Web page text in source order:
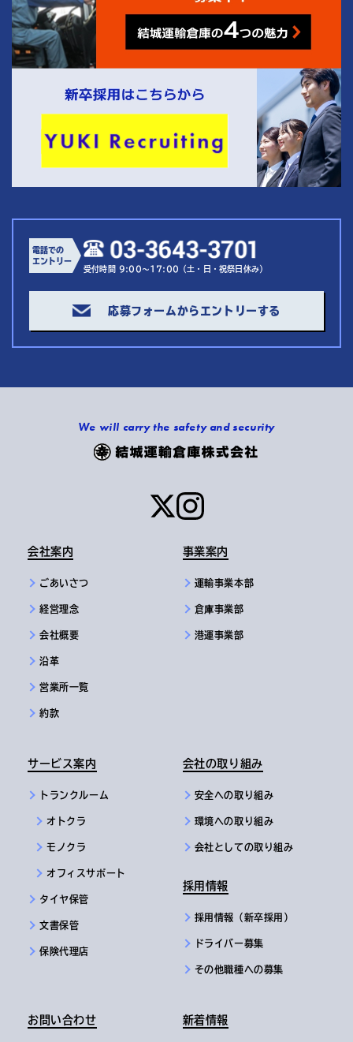
電話での
エントリー
受付時間 9:00～17:00（土・日・祝祭日休み）
応募フォームからエントリーする
We will carry the safety and security
会社案内
ごあいさつ
経営理念
会社概要
沿革
営業所一覧
約款
事業案内
運輸事業本部
倉庫事業部
港運事業部
サービス案内
トランクルーム
オトクラ
モノクラ
オフィスサポート
タイヤ保管
文書保管
保険代理店
会社の取り組み
安全への取り組み
環境への取り組み
会社としての取り組み
採用情報
採用情報（新卒採用）
ドライバー募集
その他職種への募集
お問い合わせ 新着情報